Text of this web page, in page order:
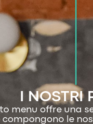
I NOSTRI
menu offre una
le